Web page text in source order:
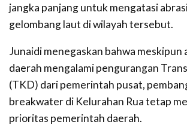
jangka panjang untuk mengatasi
gelombang laut di wilayah tersebut.
Junaidi menegaskan bahwa meskipun
daerah mengalami pengurangan
(TKD) dari pemerintah pusat,
breakwater di Kelurahan Rua tetap
prioritas pemerintah daerah.